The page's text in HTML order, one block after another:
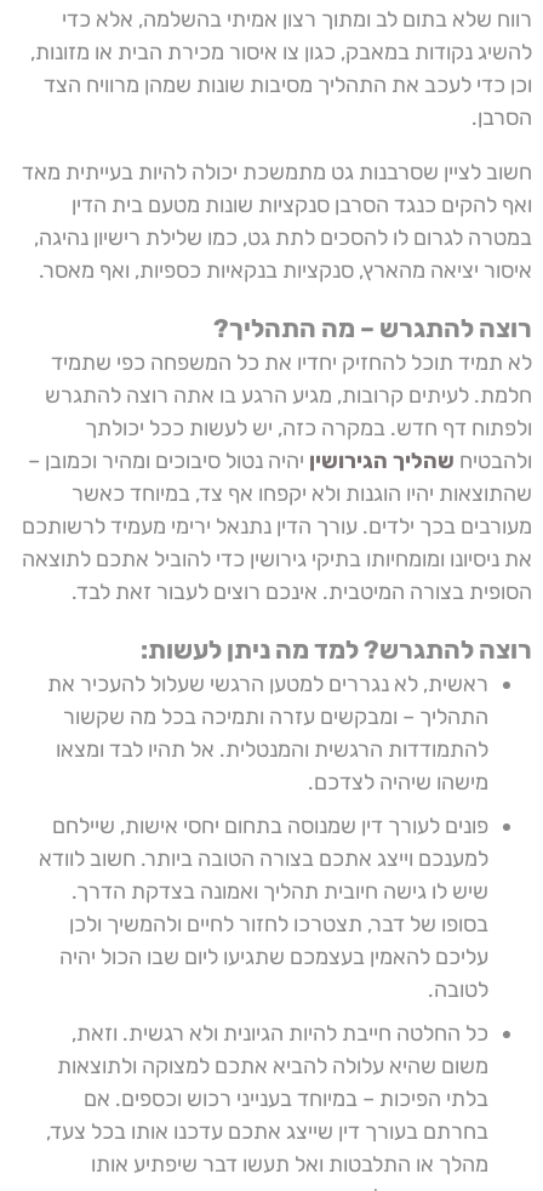
רווח שלא בתום לב ומתוך רצון אמיתי בהשלמה, אלא כדי
להשיג נקודות במאבק, כגון צו איסור מכירת הבית או מזונות,
וכן כדי לעכב את התהליך מסיבות שונות שמהן מרוויח הצד
הסרבן.
חשוב לציין שסרבנות גט מתמשכת יכולה להיות בעייתית מאד
ואף להקים כנגד הסרבן סנקציות שונות מטעם בית הדין
במטרה לגרום לו להסכים לתת גט, כמו שלילת רישיון נהיגה,
איסור יציאה מהארץ, סנקציות בנקאיות כספיות, ואף מאסר.
רוצה להתגרש – מה התהליך?
לא תמיד תוכל להחזיק יחדיו את כל המשפחה כפי שתמיד
חלמת. לעיתים קרובות, מגיע הרגע בו אתה רוצה להתגרש
ולפתוח דף חדש. במקרה כזה, יש לעשות ככל יכולתך
ולהבטיח שהליך הגירושין יהיה נטול סיבוכים ומהיר וכמובן –
שהתוצאות יהיו הוגנות ולא יקפחו אף צד, במיוחד כאשר
מעורבים בכך ילדים. עורך הדין נתנאל ירימי מעמיד לרשותכם
את ניסיונו ומומחיותו בתיקי גירושין כדי להוביל אתכם לתוצאה
הסופית בצורה המיטבית. אינכם רוצים לעבור זאת לבד.
רוצה להתגרש? למד מה ניתן לעשות:
ראשית, לא נגררים למטען הרגשי שעלול להעכיר את
התהליך – ומבקשים עזרה ותמיכה בכל מה שקשור
להתמודדות הרגשית והמנטלית. אל תהיו לבד ומצאו
מישהו שיהיה לצדכם.
פונים לעורך דין שמנוסה בתחום יחסי אישות, שיילחם
למענכם וייצג אתכם בצורה הטובה ביותר. חשוב לוודא
שיש לו גישה חיובית תהליך ואמונה בצדקת הדרך.
בסופו של דבר, תצטרכו לחזור לחיים ולהמשיך ולכן
עליכם להאמין בעצמכם שתגיעו ליום שבו הכול יהיה
לטובה.
כל החלטה חייבת להיות הגיונית ולא רגשית. וזאת,
משום שהיא עלולה להביא אתכם למצוקה ולתוצאות
בלתי הפיכות – במיוחד בענייני רכוש וכספים. אם
בחרתם בעורך דין שייצג אתכם עדכנו אותו בכל צעד,
מהלך או התלבטות ואל תעשו דבר שיפתיע אותו